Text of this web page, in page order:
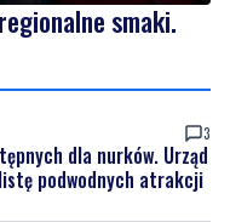
smaki.
3
dla nurków. Urząd
podwodnych atrakcji